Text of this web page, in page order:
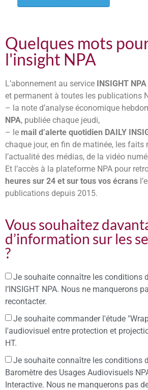
Quelques mots
l'insight NPA
L’abonnement au service INSIGHT NPA
et permanent à toutes les publications
– la note d’analyse économique
NPA, publiée chaque jeudi,
– le mail d’alerte quotidien DAILY
chaque jour, en fin de matinée, les faits
l’actualité des médias, de la vidéo
Et l’accès à la plateforme NPA pour
heures sur 24 et sur tous vos écrans
publications depuis 2015.
Vous souhaitez
d’information sur les
?
Je souhaite connaître les conditions
l’INSIGHT NPA. Nous ne manquerons
recontacter.
Je souhaite commander l'étude
l'audiovisuel entre protection et
HT.
Je souhaite connaître les conditions
Baromètre des Usages Audiovisuels
Interactive. Nous ne manquerons pas